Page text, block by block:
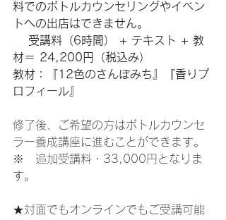
料でのボトルカウンセリングやイベン
トへの出店はできません。
受講料（6時間） + テキスト + 教
材＝ 24,200円（税込み）
教材：『12色のさんぽみち』『香りプ
ロフィール』
修了後、ご希望の方はボトルカウンセ
ラー養成講座に進むことができます。
※　追加受講料・33,000円となりま
す。
★対面でもオンラインでもご受講可能